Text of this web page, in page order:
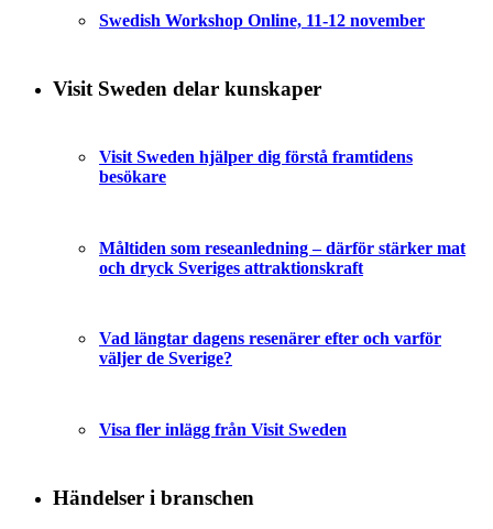
Swedish Workshop Online, 11-12 november
Visit Sweden delar kunskaper
Visit Sweden hjälper dig förstå framtidens
besökare
Måltiden som reseanledning – därför stärker mat
och dryck Sveriges attraktionskraft
Vad längtar dagens resenärer efter och varför
väljer de Sverige?
Visa fler inlägg från Visit Sweden
Händelser i branschen